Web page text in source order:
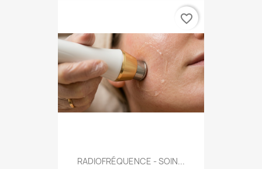
RADIOFRÉQUENCE - SOIN...
favorite_border